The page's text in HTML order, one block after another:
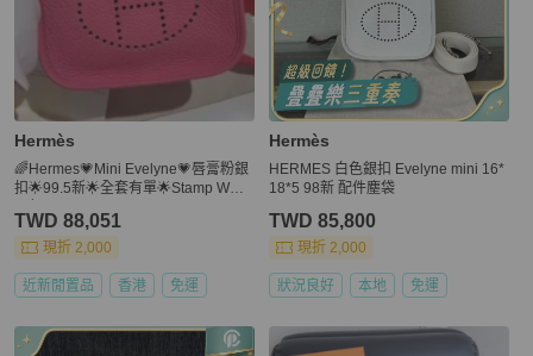
Hermès
🌈Hermes💗Mini Evelyne💗唇膏粉銀
扣🌟99.5新🌟全套有單🌟Stamp W🌟T
TWD 88,051
現折 2,000
近新閒置品 香港 免運
Hermès
HERMES 白色銀扣 Evelyne mini 16*
18*5 98新 配件塵袋
TWD 85,800
現折 2,000
狀況良好 本地 免運